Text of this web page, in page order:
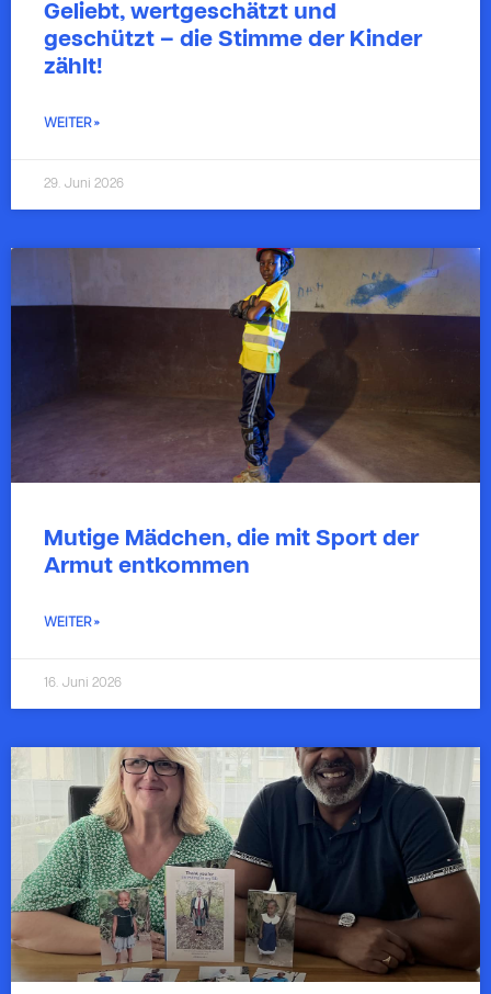
Geliebt, wertgeschätzt und
geschützt – die Stimme der Kinder
zählt!
WEITER »
29. Juni 2026
Mutige Mädchen, die mit Sport der
Armut entkommen
WEITER »
16. Juni 2026